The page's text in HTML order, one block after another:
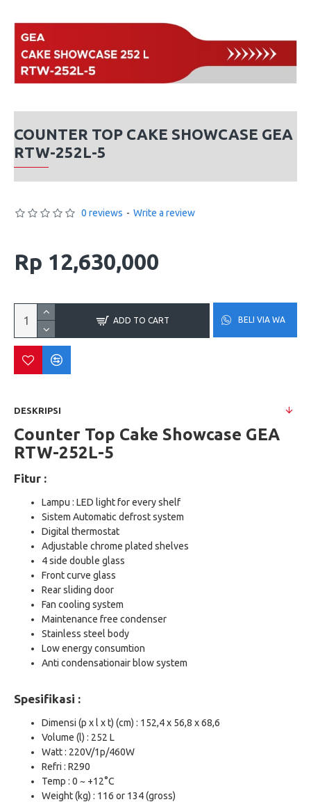
COUNTER TOP CAKE SHOWCASE GEA
RTW-252L-5
0 reviews - Write a review
Rp 12,630,000
ADD TO CART BELI VIA WA
DESKRIPSI
Counter Top Cake Showcase GEA
RTW-252L-5
Fitur :
Lampu : LED light for every shelf
Sistem Automatic defrost system
Digital thermostat
Adjustable chrome plated shelves
4 side double glass
Front curve glass
Rear sliding door
Fan cooling system
Maintenance free condenser
Stainless steel body
Low energy consumtion
Anti condensationair blow system
Spesifikasi :
Dimensi (p x l x t) (cm) : 152,4 x 56,8 x 68,6
Volume (l) : 252 L
Watt : 220V/1p/460W
Refri : R290
Temp : 0 ~ +12°C
Weight (kg) : 116 or 134 (gross)